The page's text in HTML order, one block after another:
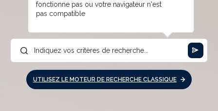
fonctionne pas ou votre navigateur n'est
pas compatible
UTILISEZ LE MOTEUR DE RECHERCHE CLASSIQUE